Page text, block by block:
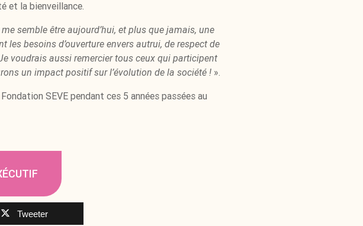
et la bienveillance.
semble être aujourd’hui, et plus que jamais, une
besoins d’ouverture envers autrui, de respect de
voudrais aussi remercier tous ceux qui participent
un impact positif sur l’évolution de la société ! ».
SEVE pendant ces 5 années passées au
Tweeter